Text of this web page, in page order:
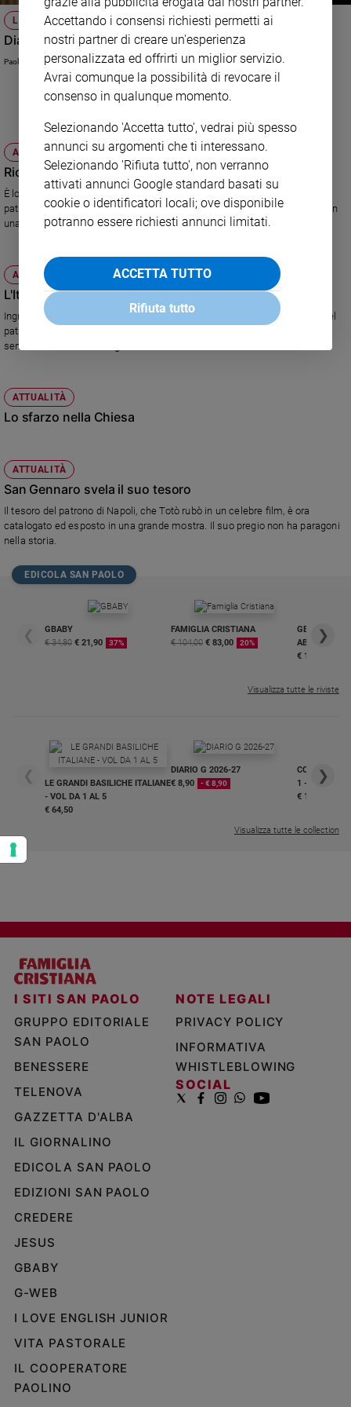
e
giovani
Bioetica
Vai
Riflessioni
Foto
Video
Podcast
Chi
Contatti
Pubblicità
Social
LIBRI, IL BUONO E IL CATTIVO
Diamo a Sgarbi quel che è di Sgarbi
Paolo Perazzolo
ATTUALITÀ
Ricordati di salvare l'Italia
È lo slogan con cui il Fai lancia una campagna a sostegno del nostro
patrimonio, un "tesoro di famiglia" che può dare ricchezza. Gran finale con
una maratona il 21 ottobre.
ATTUALITÀ
L'Italia vale più di una gita
Ingresso libero nei luoghi d'arte oggi e domani per la Giornata europea del
patrimonio. Ma una ricerca conferma che lo usiamo solo per il turismo,
senza una visione strategica.
ATTUALITÀ
Lo sfarzo nella Chiesa
ATTUALITÀ
San Gennaro svela il suo tesoro
Il tesoro del patrono di Napoli, che Totò rubò in un celebre film, è ora
catalogato ed esposto in una grande mostra. Il suo pregio non ha paragoni
nella storia.
EDICOLA SAN PAOLO
❮
GBABY
€ 34,80 € 21,90 37%
FAMIGLIA CRISTIANA
€ 104,00 € 83,00 20%
GBABY
€ 16,99
❯
Visualizza tutte le riviste
❮
LE GRANDI BASILICHE ITALIANE
- VOL DA 1 AL 5
€ 64,50
DIARIO G 2026-27
€ 8,90
- € 8,90
COLLANA
1 - 2
€ 18,50
❯
Visualizza tutte le collection
I SITI SAN PAOLO
GRUPPO EDITORIALE
SAN PAOLO
BENESSERE
TELENOVA
GAZZETTA D'ALBA
IL GIORNALINO
EDICOLA SAN PAOLO
EDIZIONI SAN PAOLO
CREDERE
JESUS
GBABY
G-WEB
I LOVE ENGLISH JUNIOR
VITA PASTORALE
IL COOPERATORE
PAOLINO
NOTE LEGALI
PRIVACY POLICY
INFORMATIVA
WHISTLEBLOWING
SOCIAL
Accettando i consensi richiesti permetti ai
nostri partner di creare un'esperienza
personalizzata ed offrirti un miglior servizio.
Avrai comunque la possibilità di revocare il
consenso in qualunque momento.
Selezionando 'Accetta tutto', vedrai più spesso
annunci su argomenti che ti interessano.
Selezionando 'Rifiuta tutto', non verranno
attivati annunci Google standard basati su
cookie o identificatori locali; ove disponibile
potranno essere richiesti annunci limitati.
ACCETTA TUTTO
Rifiuta tutto